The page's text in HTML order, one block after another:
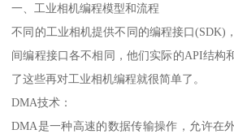
一、工业相机编程模型和流程
不同的工业相机提供不同的编程接口(SDK)
间编程接口各不相同，他们实际的API结构
了这些再对工业相机编程就很简单了。
DMA技术：
DMA是一种高速的数据传输操作，允许在